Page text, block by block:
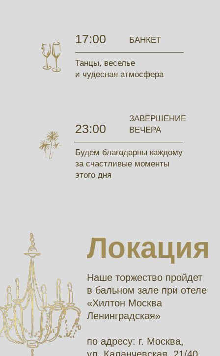
23:00
ЗАВЕРШЕНИЕ
ВЕЧЕРА
Будем благодарны каждому
за счастливые моменты
этого дня
17:00 БАНКЕТ
Танцы, веселье
и чудесная атмосфера
Локация
Наше торжество пройдет
в бальном зале при отеле
«Хилтон Москва
Ленинградская»
по адресу: г. Москва,